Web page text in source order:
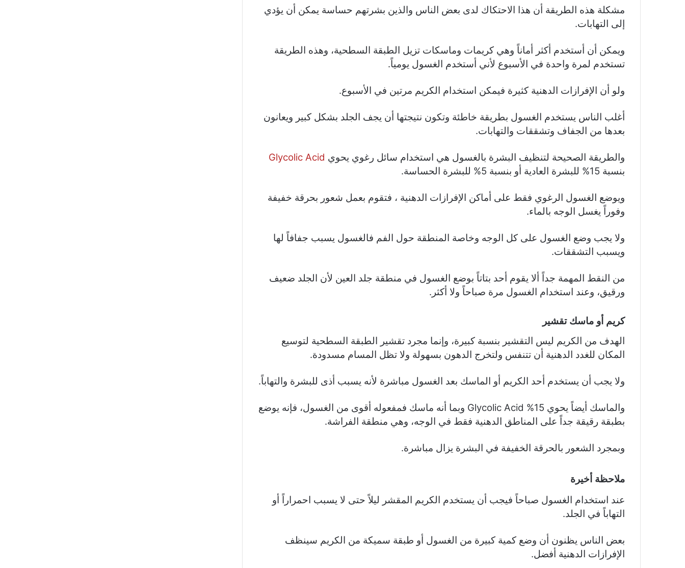
مشكلة هذه الطريقة أن هذا الاحتكاك لدى بعض الناس والذين بشرتهم حساسة يمكن أن يؤدي
إلى التهابات.
ويمكن أن أستخدم أكثر أماناً وهي كريمات وماسكات تزيل الطبقة السطحية، وهذه الطريقة
تستخدم لمرة واحدة في الأسبوع لأني أستخدم الغسول يومياً.
ولو أن الإفرازات الدهنية كثيرة فيمكن استخدام الكريم مرتين في الأسبوع.
أغلب الناس يستخدم الغسول بطريقة خاطئة وتكون نتيجتها أن يجف الجلد بشكل كبير ويعانون
بعدها من الجفاف وتشققات والتهابات.
والطريقة الصحيحة لتنظيف البشرة بالغسول هي استخدام سائل رغوي يحوي Glycolic Acid
بنسبة 15% للبشرة العادية أو بنسبة 5% للبشرة الحساسة.
ويوضع الغسول الرغوي فقط على أماكن الإفرازات الدهنية ، فتقوم بعمل شعور بحرقة خفيفة
وفوراً يغسل الوجه بالماء.
ولا يجب وضع الغسول على كل الوجه وخاصة المنطقة حول الفم فالغسول يسبب جفافاً لها
ويسبب التشققات.
من النقط المهمة جداً ألا يقوم أحد بتاتاً بوضع الغسول في منطقة جلد العين لأن الجلد ضعيف
ورقيق، وعند استخدام الغسول مرة صباحاً ولا أكثر.
كريم أو ماسك تقشير
الهدف من الكريم ليس التقشير بنسبة كبيرة، وإنما مجرد تقشير الطبقة السطحية لتوسيع
المكان للغدد الدهنية أن تتنفس ولتخرج الدهون بسهولة ولا تظل المسام مسدودة.
ولا يجب أن يستخدم أحد الكريم أو الماسك بعد الغسول مباشرة لأنه يسبب أذى للبشرة والتهاباً.
والماسك أيضاً يحوي 15% Glycolic Acid وبما أنه ماسك فمفعوله أقوى من الغسول، فإنه يوضع
بطبقة رقيقة جداً على المناطق الدهنية فقط في الوجه، وهي منطقة الفراشة.
وبمجرد الشعور بالحرقة الخفيفة في البشرة يزال مباشرة.
ملاحظة أخيرة
عند استخدام الغسول صباحاً فيجب أن يستخدم الكريم المقشر ليلاً حتى لا يسبب احمراراً أو
التهاباً في الجلد.
بعض الناس يظنون أن وضع كمية كبيرة من الغسول أو طبقة سميكة من الكريم سينظف
الإفرازات الدهنية أفضل.